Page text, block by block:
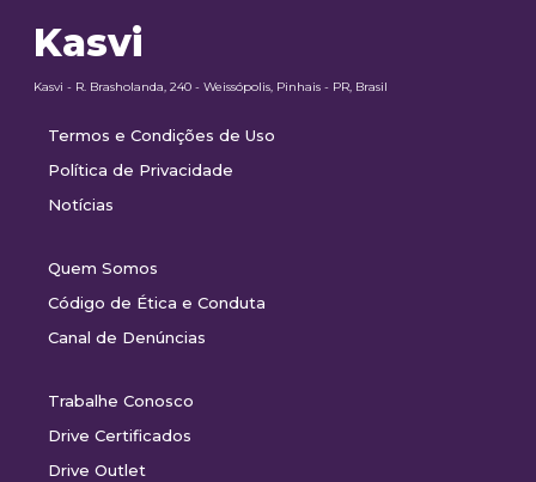
Kasvi
Kasvi - R. Brasholanda, 240 - Weissópolis, Pinhais - PR, Brasil
Termos e Condições de Uso
Política de Privacidade
Notícias
Quem Somos
Código de Ética e Conduta
Canal de Denúncias
Trabalhe Conosco
Drive Certificados
Drive Outlet